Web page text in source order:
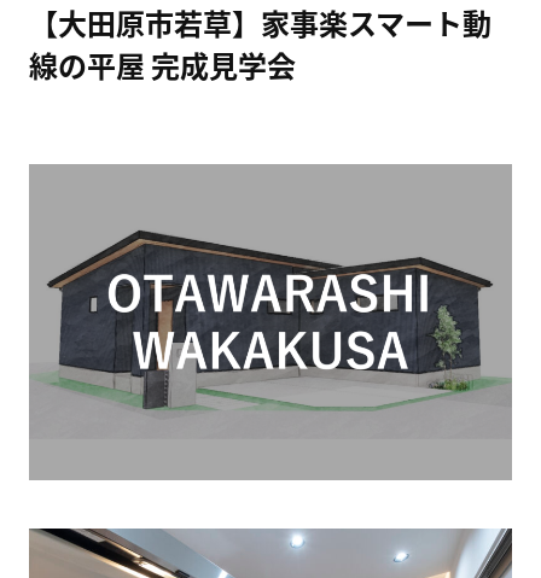
【大田原市若草】家事楽スマート動
線の平屋 完成見学会